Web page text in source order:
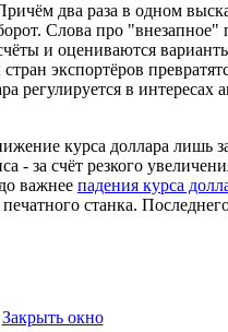
два раза в одном
Слова про
и оцениваются
экспортёров
в интересах
курса доллара лишь
за счёт резкого
важнее падения курса
станка.
Закрыть окно